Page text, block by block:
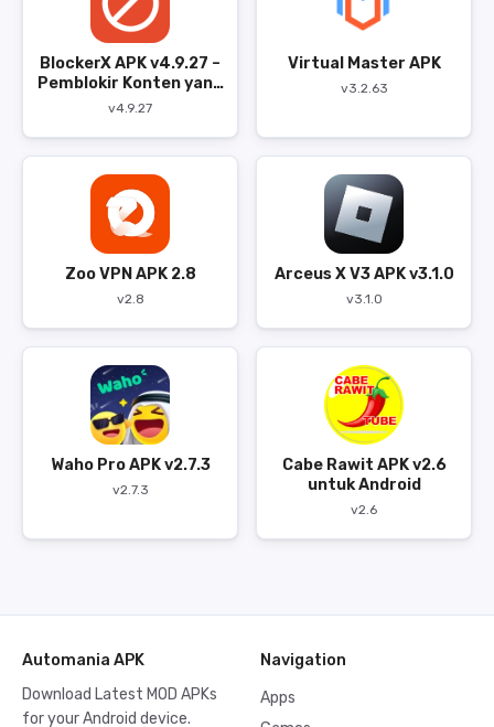
BlockerX APK v4.9.27 –
Pemblokir Konten yang
Mengganggu
v4.9.27
Virtual Master APK
v3.2.63
Zoo VPN APK 2.8
v2.8
Arceus X V3 APK v3.1.0
v3.1.0
Waho Pro APK v2.7.3
v2.7.3
Cabe Rawit APK v2.6
untuk Android
v2.6
Automania APK
Download Latest MOD APKs
for your Android device.
Navigation
Apps